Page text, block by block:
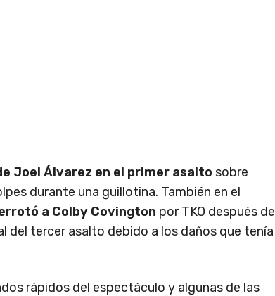
Joel Álvarez en el primer asalto sobre
durante una guillotina. También en el
a Colby Covington por TKO después de
del tercer asalto debido a los daños que tenía
rápidos del espectáculo y algunas de las